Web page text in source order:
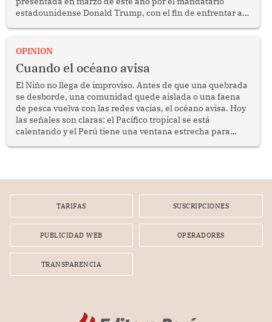
estadounidense Donald Trump, con el fin de enfrentar al
OPINION
Cuando el océano avisa
El Niño no llega de improviso. Antes de que una quebrada
se desborde, una comunidad quede aislada o una faena
de pesca vuelva con las redes vacías, el océano avisa. Hoy
las señales son claras: el Pacífico tropical se está
calentando y el Perú tiene una ventana estrecha para
TARIFAS SUSCRIPCIONES
PUBLICIDAD WEB OPERADORES
TRANSPARENCIA